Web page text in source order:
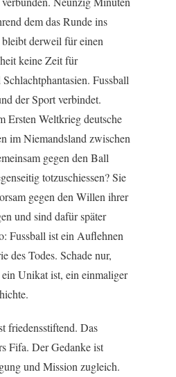
dem das Runde ins
derweil für einen
keine Zeit für
Fussball
der Sport verbindet.
Ersten Weltkrieg deutsche
im Niemandsland zwischen
gegen den Ball
totzuschiessen? Sie
gegen den Willen ihrer
und sind dafür später
Fussball ist ein Auflehnen
des Todes. Schade nur,
Unikat ist, ein einmaliger
friedensstiftend. Das
Fifa. Der Gedanke ist
und Mission zugleich.